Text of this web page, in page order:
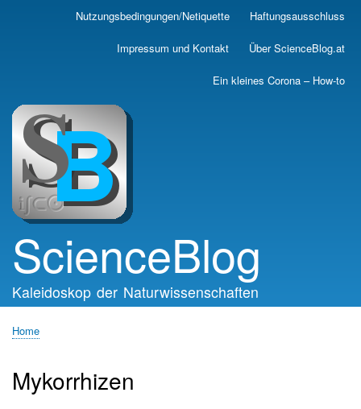
Skip
main
Nutzungsbedingungen/Netiquette Haftungsausschluss
Impressum und Kontakt Über ScienceBlog.at
Ein kleines Corona – How-to
ScienceBlog
Kaleidoskop der Naturwissenschaften
Home
Mykorrhizen